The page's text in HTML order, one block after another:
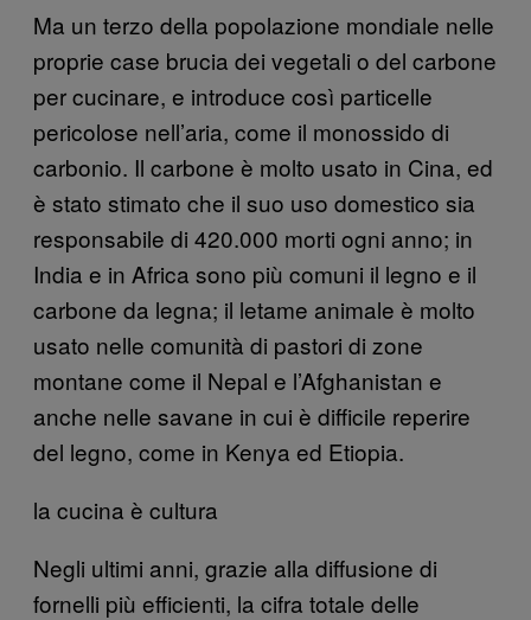
Ma un terzo della popolazione mondiale nelle
proprie case brucia dei vegetali o del carbone
per cucinare, e introduce così particelle
pericolose nell’aria, come il monossido di
carbonio. Il carbone è molto usato in Cina, ed
è stato stimato che il suo uso domestico sia
responsabile di 420.000 morti ogni anno; in
India e in Africa sono più comuni il legno e il
carbone da legna; il letame animale è molto
usato nelle comunità di pastori di zone
montane come il Nepal e l’Afghanistan e
anche nelle savane in cui è difficile reperire
del legno, come in Kenya ed Etiopia.
la cucina è cultura
Negli ultimi anni, grazie alla diffusione di
fornelli più efficienti, la cifra totale delle